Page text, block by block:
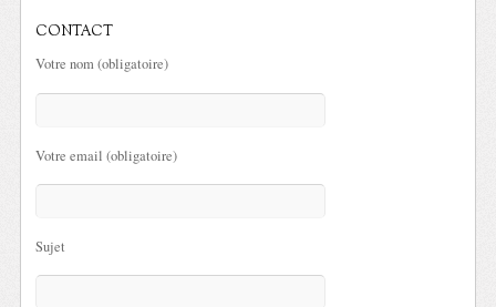
CONTACT
Votre nom (obligatoire)
Votre email (obligatoire)
Sujet